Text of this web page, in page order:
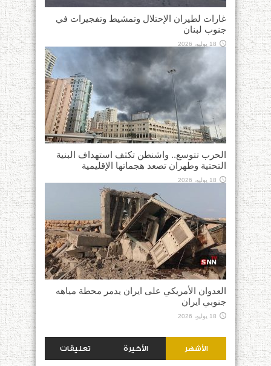
غارات لطيران الإحتلال وتمشيط وتفجيرات في
جنوب لبنان
18 يوليو، 2026
الحرب تتوسع.. واشنطن تكثف استهداف البنية
التحتية وطهران تصعد هجماتها الإقليمية
18 يوليو، 2026
العدوان الأمريكي على ايران يدمر محطة مياهه
جنوبي ايران
18 يوليو، 2026
الأشهر الأخيرة تعليقات